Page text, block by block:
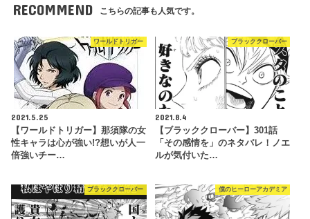
RECOMMEND こちらの記事も人気です。
ワールドトリガー
2021.5.25
【ワールドトリガー】那須隊の女
性キャラは心が強い!?想いが人一
倍強いチー…
ブラッククローバー
2021.8.4
【ブラッククローバー】301話
「その感情を」のネタバレ！ノエ
ルが気付いた…
ブラッククローバー 僕のヒーローアカデミア